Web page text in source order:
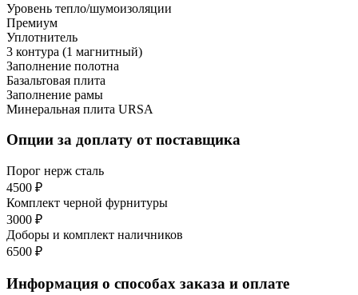
Уровень тепло/шумоизоляции
Премиум
Уплотнитель
3 контура (1 магнитный)
Заполнение полотна
Базальтовая плита
Заполнение рамы
Минеральная плита URSA
Опции за доплату от поставщика
Порог нерж сталь
4500 ₽
Комплект черной фурнитуры
3000 ₽
Доборы и комплект наличников
6500 ₽
Информация о способах заказа и оплате